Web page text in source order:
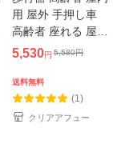
用 屋外 手押し車
高齢者 座れる 屋内
室内 軽量 リハビリ
ター 介護 歩行補助
歩行補助器具 杖 送
5,530円 5,580円
送料無料
(1)
クリアアフュー